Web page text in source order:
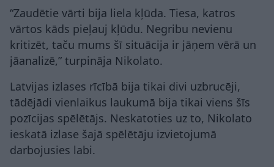
“Zaudētie vārti bija liela kļūda. Tiesa, katros
vārtos kāds pieļauj kļūdu. Negribu nevienu
kritizēt, taču mums šī situācija ir jāņem vērā un
jāanalizē,” turpināja Nikolato.
Latvijas izlases rīcībā bija tikai divi uzbrucēji,
tādējādi vienlaikus laukumā bija tikai viens šīs
pozīcijas spēlētājs. Neskatoties uz to, Nikolato
ieskatā izlase šajā spēlētāju izvietojumā
darbojusies labi.